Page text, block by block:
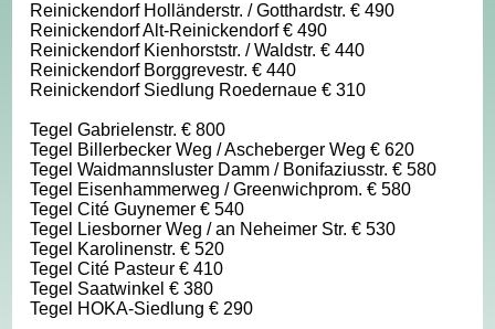
Reinickendorf Holländerstr. / Gotthardstr. € 490
Reinickendorf Alt-Reinickendorf € 490
Reinickendorf Kienhorststr. / Waldstr. € 440
Reinickendorf Borggrevestr. € 440
Reinickendorf Siedlung Roedernaue € 310
Tegel Gabrielenstr. € 800
Tegel Billerbecker Weg / Ascheberger Weg € 620
Tegel Waidmannsluster Damm / Bonifaziusstr. € 580
Tegel Eisenhammerweg / Greenwichprom. € 580
Tegel Cité Guynemer € 540
Tegel Liesborner Weg / an Neheimer Str. € 530
Tegel Karolinenstr. € 520
Tegel Cité Pasteur € 410
Tegel Saatwinkel € 380
Tegel HOKA-Siedlung € 290